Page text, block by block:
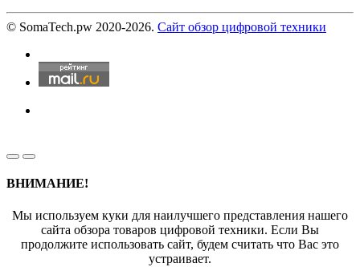
© SomaTech.pw 2020-2026. Сайт обзор цифровой техники
ВНИМАНИЕ!
Мы используем куки для наилучшего представления нашего
сайта обзора товаров цифровой техники. Если Вы
продолжите использовать сайт, будем считать что Вас это
устраивает.